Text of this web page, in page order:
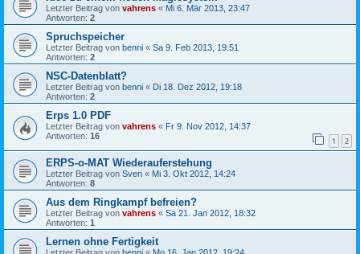
Letzter Beitrag von vahrens « Mi 6. Mär 2013, 23:47
Antworten: 2
Spruchspeicher
Letzter Beitrag von benni « Sa 9. Feb 2013, 19:51
Antworten: 2
NSC-Datenblatt?
Letzter Beitrag von benni « Di 18. Dez 2012, 19:18
Antworten: 2
Erps 1.0 PDF
Letzter Beitrag von vahrens « Fr 9. Nov 2012, 14:37
Antworten: 16 1 2
ERPS-o-MAT Wiederauferstehung
Letzter Beitrag von Sven « Mi 3. Okt 2012, 14:24
Antworten: 8
Aus dem Ringkampf befreien?
Letzter Beitrag von vahrens « Sa 21. Jan 2012, 18:32
Antworten: 1
Lernen ohne Fertigkeit